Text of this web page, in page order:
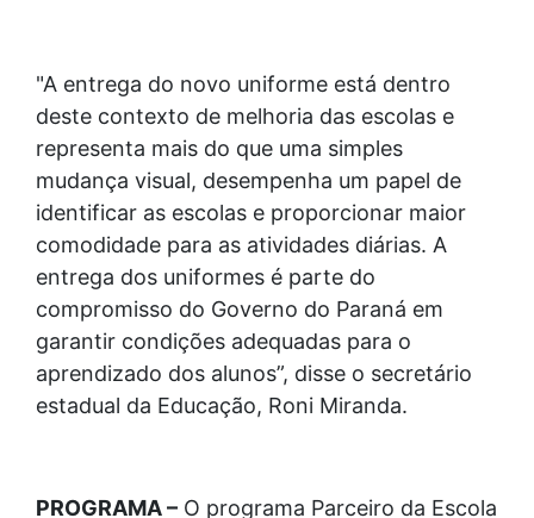
"A entrega do novo uniforme está dentro
deste contexto de melhoria das escolas e
representa mais do que uma simples
mudança visual, desempenha um papel de
identificar as escolas e proporcionar maior
comodidade para as atividades diárias. A
entrega dos uniformes é parte do
compromisso do Governo do Paraná em
garantir condições adequadas para o
aprendizado dos alunos”, disse o secretário
estadual da Educação, Roni Miranda.
PROGRAMA – O programa Parceiro da Escola